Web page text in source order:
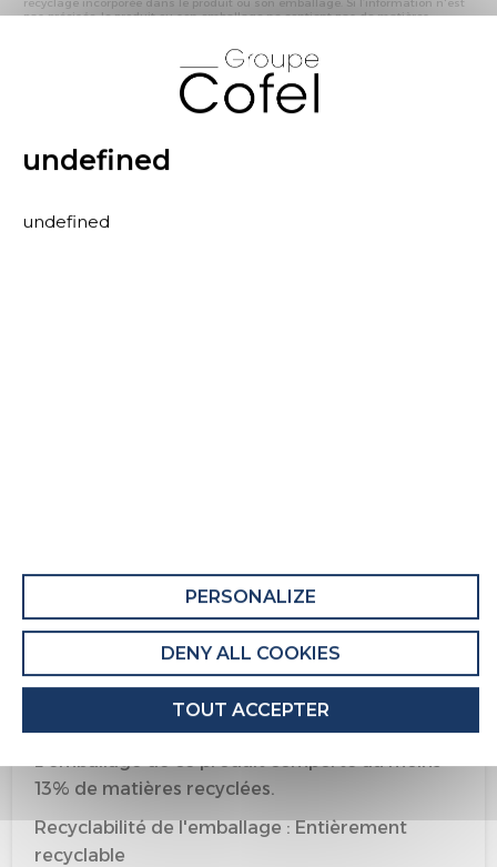
pas précisée, le produit ou son emballage ne contient pas de matières
- « produit ou emballage majoritairement recyclable » : la matière recyclée
produite par les processus de recyclage mis en œuvre représente plus de 50
% en masse du déchet collecté
- « produit ou emballage entièrement recyclable » : la matière recyclée
* Primes et pénalités appliquées au produit :
rubrique les primes et pénalités déclarées à ECOMAISON et CITEO (Eco
matières recyclées.
Recyclabilité du produit : Majoritairement
QUALITÉS ET CARACTÉRISTIQUES
ENVIRONNEMENTALES DE L’EMBALLAGE
L'emballage de ce produit comporte au moins
13% de matières recyclées.
Recyclabilité de l'emballage : Entièrement
recyclable
undefined
undefined
PERSONALIZE
DENY ALL COOKIES
TOUT ACCEPTER